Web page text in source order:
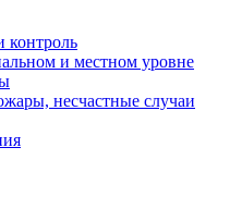
контроль
и местном уровне
несчастные случаи